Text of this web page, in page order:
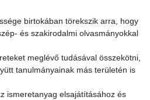
birtokában törekszik arra, hogy
és szakirodalmi olvasmányokkal
meglévő tudásával összekötni,
tanulmányainak más területén is
ismeretanyag elsajátításához és